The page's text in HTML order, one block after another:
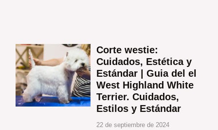
Corte westie:
Cuidados, Estética y
Estándar | Guia del el
West Highland White
Terrier. Cuidados,
Estilos y Estándar
22 de septiembre de 2024